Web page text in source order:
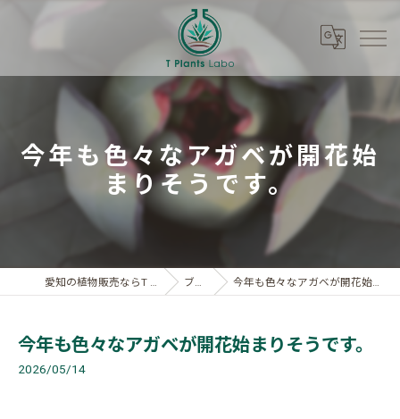
今年も色々なアガベが開花始
まりそうです。
愛知の植物販売ならT Plants Labo ブログ 今年も色々なアガベが開花始まりそうです。
今年も色々なアガベが開花始まりそうです。
2026/05/14